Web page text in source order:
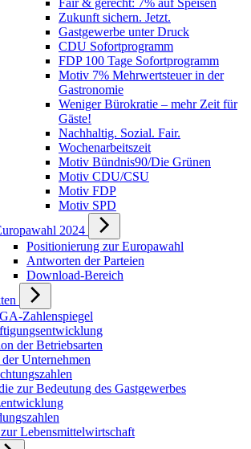
Fair & gerecht: 7% auf Speisen
Zukunft sichern. Jetzt.
Gastgewerbe unter Druck
CDU Sofortprogramm
FDP 100 Tage Sofortprogramm
Motiv 7% Mehrwertsteuer in der
Gastronomie
Weniger Bürokratie – mehr Zeit für
Gäste!
Nachhaltig. Sozial. Fair.
Wochenarbeitszeit
Motiv Bündnis90/Die Grünen
Motiv CDU/CSU
Motiv FDP
Motiv SPD
2024
Positionierung zur Europawahl
Antworten der Parteien
Download-Bereich
Zahlenspiegel
der Betriebsarten
Unternehmen
zur Bedeutung des Gastgewerbes
Lebensmittelwirtschaft